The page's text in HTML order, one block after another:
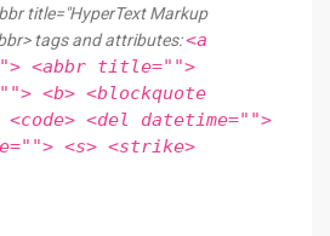
title="HyperText Markup
tags and attributes:<a
<abbr title="">
<b> <blockquote
<del datetime="">
<s> <strike>